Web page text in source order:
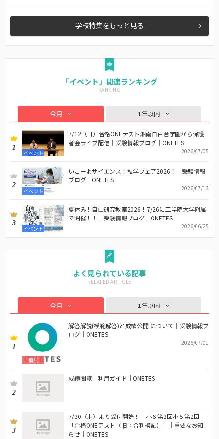
学校特集をもっと見る
「イベント」関連ランキング
今月 1年以内
1
イベント
7/12（日）合格ONEテスト湘南白百合学園から保護
者会ライブ配信｜受験情報ブログ｜ONETES
2026/07/05
2
イベント
いこーよサイエンス！私学フェア2026！｜受験情報
ブログ｜ONETES
2026/07/13
3
イベント
夏休み！自由研究教室2026！7/26に工学院大学附属
で開催！！｜受験情報ブログ｜ONETES
2026/06/25
よく見られている記事
今月 1年以内
1
模試
解答解説(模範解答)と成績公開 について｜受験情報ブ
ログ｜ONETES
2026/07/01
2
成績閲覧｜利用ガイド｜ONETES
3
7/30（木）より受付開始！ 小６第3回小５第2回
「合格ONEテスト（旧：合判模試）」｜重要なお知
らせ｜ONETES